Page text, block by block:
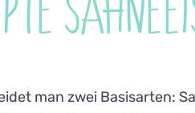
man zwei Basisarten: